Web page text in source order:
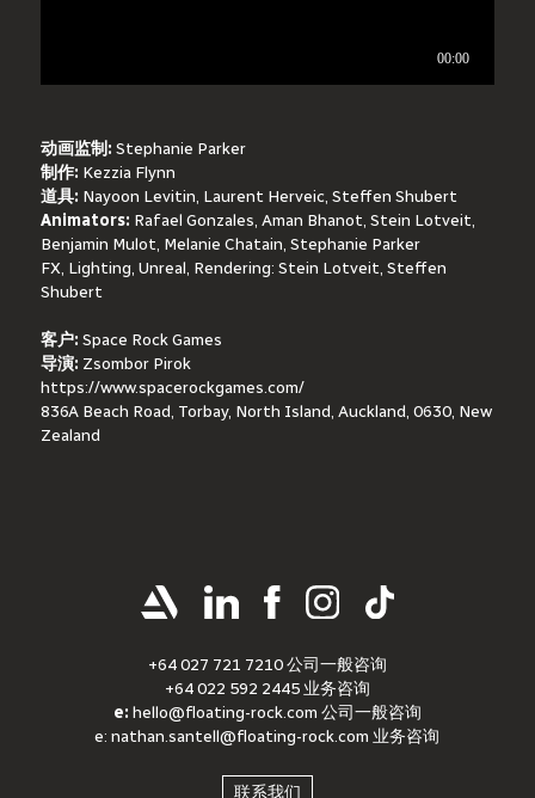
动画监制: Stephanie Parker
制作: Kezzia Flynn
道具: Nayoon Levitin, Laurent Herveic, Steffen Shubert
Animators: Rafael Gonzales, Aman Bhanot, Stein Lotveit,
Benjamin Mulot, Melanie Chatain, Stephanie Parker
FX, Lighting, Unreal, Rendering: Stein Lotveit, Steffen
Shubert
客户: Space Rock Games
导演: Zsombor Pirok
https://www.spacerockgames.com/
836A Beach Road, Torbay, North Island, Auckland, 0630, New
Zealand
+64 027 721 7210 公司一般咨询
+64 022 592 2445 业务咨询
e: hello@floating-rock.com 公司一般咨询
e:nathan.santell@floating-rock.com 业务咨询
联系我们